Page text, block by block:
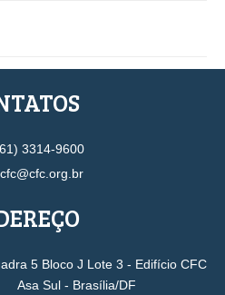
3314-9600
cfc@cfc.org.br
5 Bloco J Lote 3 - Edifício CFC
Asa Sul - Brasília/DF